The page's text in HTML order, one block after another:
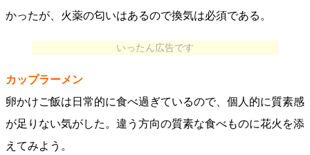
かったが、火薬の匂いはあるので換気は必須である。
いったん広告です
カップラーメン
卵かけご飯は日常的に食べ過ぎているので、個人的に質素感
が足りない気がした。違う方向の質素な食べものに花火を添
えてみよう。